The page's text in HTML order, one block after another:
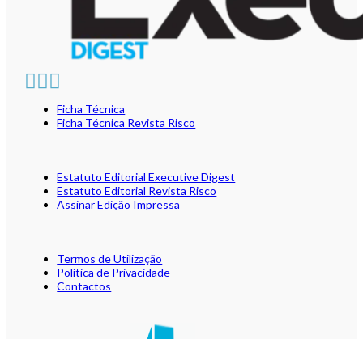
Ficha Técnica
Ficha Técnica Revista Risco
Estatuto Editorial Executive Digest
Estatuto Editorial Revista Risco
Assinar Edição Impressa
Termos de Utilização
Política de Privacidade
Contactos